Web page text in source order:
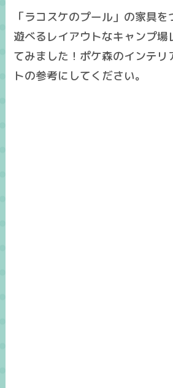
「ラコスケのプール」の家具
遊べるレイアウトなキャンプ場
てみました！ポケ森のインテリ
トの参考にしてください。